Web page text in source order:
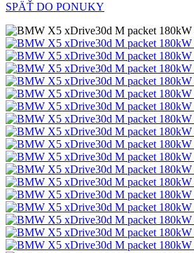
SPÄŤ DO PONUKY